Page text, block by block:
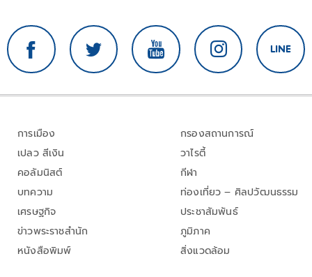
การเมือง
เปลว สีเงิน
คอลัมนิสต์
บทความ
เศรษฐกิจ
ข่าวพระราชสำนัก
หนังสือพิมพ์
กรองสถานการณ์
วาไรตี้
กีฬา
ท่องเที่ยว – ศิลปวัฒนธรรม
ประชาสัมพันธ์
ภูมิภาค
สิ่งแวดล้อม